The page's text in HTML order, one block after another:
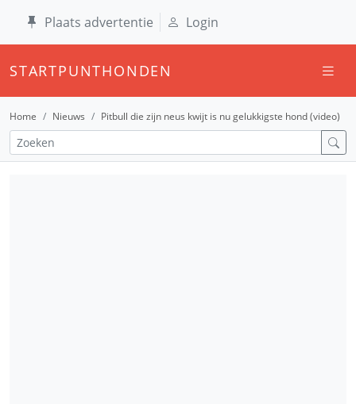
Plaats advertentie Login
STARTPUNTHONDEN
Home Nieuws Pitbull die zijn neus kwijt is nu gelukkigste hond (video)